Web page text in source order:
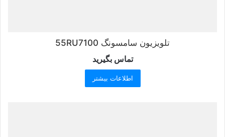
تلویزیون سامسونگ 55RU7100
تماس بگیرید
اطلاعات بیشتر